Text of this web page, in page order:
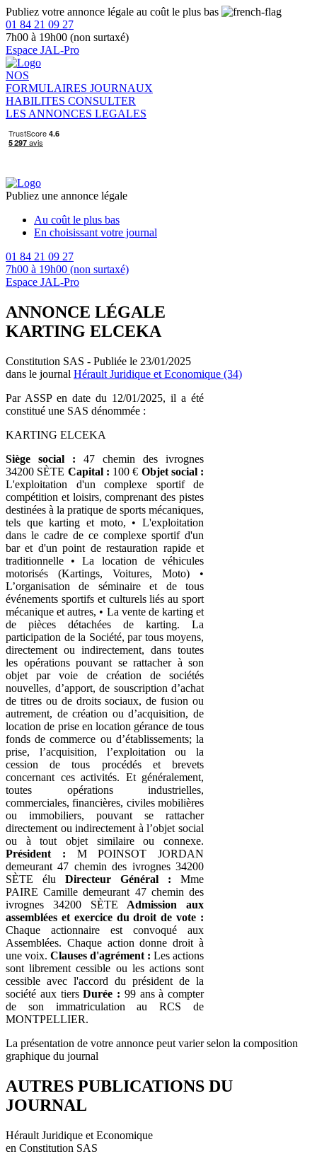
Publiez votre annonce légale au coût le plus bas
01 84 21 09 27
7h00 à 19h00 (non surtaxé)
Espace JAL-Pro
NOS
FORMULAIRES JOURNAUX
HABILITES CONSULTER
LES ANNONCES LEGALES
Publiez une annonce légale
Au coût le plus bas
En choisissant votre journal
01 84 21 09 27
7h00 à 19h00 (non surtaxé)
Espace JAL-Pro
ANNONCE LÉGALE
KARTING ELCEKA
Constitution SAS - Publiée le 23/01/2025
dans le journal Hérault Juridique et Economique (34)
Par ASSP en date du 12/01/2025, il a été
constitué une SAS dénommée :
KARTING ELCEKA
Siège social : 47 chemin des ivrognes
34200 SÈTE Capital : 100 € Objet social :
L'exploitation d'un complexe sportif de
compétition et loisirs, comprenant des pistes
destinées à la pratique de sports mécaniques,
tels que karting et moto, • L'exploitation
dans le cadre de ce complexe sportif d'un
bar et d'un point de restauration rapide et
traditionnelle • La location de véhicules
motorisés (Kartings, Voitures, Moto) •
L’organisation de séminaire et de tous
événements sportifs et culturels liés au sport
mécanique et autres, • La vente de karting et
de pièces détachées de karting. La
participation de la Société, par tous moyens,
directement ou indirectement, dans toutes
les opérations pouvant se rattacher à son
objet par voie de création de sociétés
nouvelles, d’apport, de souscription d’achat
de titres ou de droits sociaux, de fusion ou
autrement, de création ou d’acquisition, de
location de prise en location gérance de tous
fonds de commerce ou d’établissements; la
prise, l’acquisition, l’exploitation ou la
cession de tous procédés et brevets
concernant ces activités. Et généralement,
toutes opérations industrielles,
commerciales, financières, civiles mobilières
ou immobiliers, pouvant se rattacher
directement ou indirectement à l’objet social
ou à tout objet similaire ou connexe.
Président : M POINSOT JORDAN
demeurant 47 chemin des ivrognes 34200
SÈTE élu Directeur Général : Mme
PAIRE Camille demeurant 47 chemin des
ivrognes 34200 SÈTE Admission aux
assemblées et exercice du droit de vote :
Chaque actionnaire est convoqué aux
Assemblées. Chaque action donne droit à
une voix. Clauses d'agrément : Les actions
sont librement cessible ou les actions sont
cessible avec l'accord du président de la
société aux tiersDurée : 99 ans à compter
de son immatriculation au RCS de
MONTPELLIER.
La présentation de votre annonce peut varier selon la composition
graphique du journal
AUTRES PUBLICATIONS DU
JOURNAL
Hérault Juridique et Economique
en Constitution SAS